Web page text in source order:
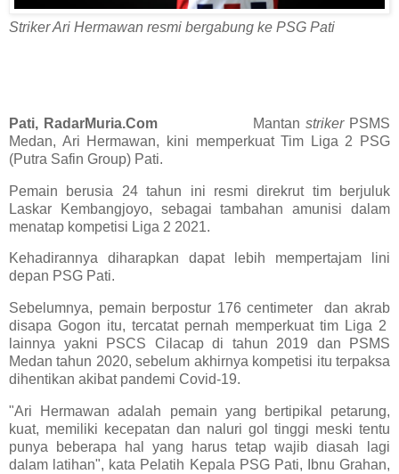
Striker Ari Hermawan resmi bergabung ke PSG Pati
Pati, RadarMuria.Com MantanstrikerPSMS
Medan, Ari Hermawan, kini memperkuat Tim Liga 2 PSG
(Putra Safin Group) Pati.
Pemain berusia 24 tahun ini resmi direkrut tim berjuluk
Laskar Kembangjoyo, sebagai tambahan amunisi dalam
menatap kompetisi Liga 2 2021.
Kehadirannya diharapkan dapat lebih mempertajam lini
depan PSG Pati.
Sebelumnya, pemain berpostur 176 centimeter dan akrab
disapa Gogon itu, tercatat pernah memperkuat tim Liga 2
lainnya yakni PSCS Cilacap di tahun 2019 dan PSMS
Medan tahun 2020, sebelum akhirnya kompetisi itu terpaksa
dihentikan akibat pandemi Covid-19.
"Ari Hermawan adalah pemain yang bertipikal petarung,
kuat, memiliki kecepatan dan naluri gol tinggi meski tentu
punya beberapa hal yang harus tetap wajib diasah lagi
dalam latihan", kata Pelatih Kepala PSG Pati, Ibnu Grahan,